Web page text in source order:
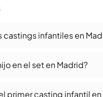
infantiles en
en el set en Madrid?
primer casting infantil